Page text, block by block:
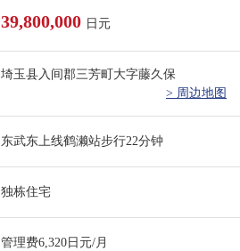
39,800,000 日元
埼玉县入间郡三芳町大字藤久保
> 周边地图
东武东上线鹤濑站步行22分钟
独栋住宅
管理费6,320日元/月